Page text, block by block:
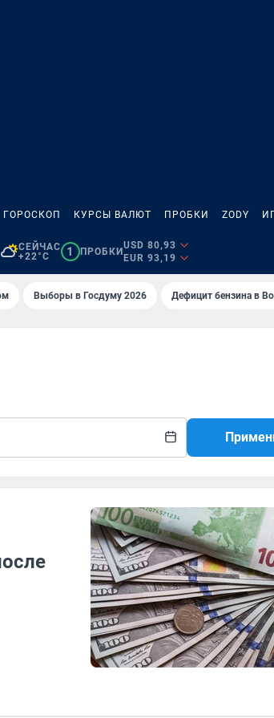
ГОРОСКОП КУРСЫ ВАЛЮТ ПРОБКИ ZODY
СЕЙЧАС
+22°C
1 ПРОБКИ
USD 80,93
EUR 93,19
Выборы в Госдуму 2026 Дефицит бензина в